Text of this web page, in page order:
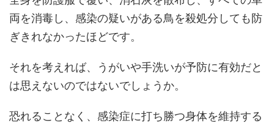
両を消毒し、感染の疑いがある鳥を殺処分しても防
ぎきれなかったほどです。
それを考えれば、うがいや手洗いが予防に有効だと
は思えないのではないでしょうか。
恐れることなく、感染症に打ち勝つ身体を維持する